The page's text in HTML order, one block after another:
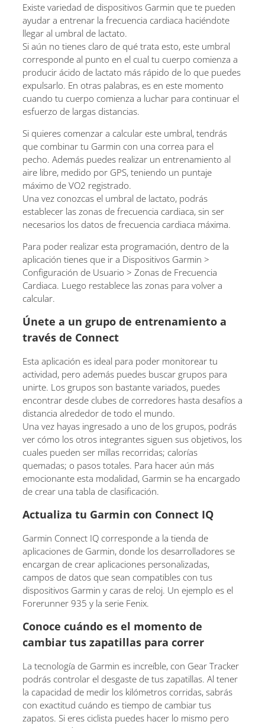
Existe variedad de dispositivos Garmin que te pueden
ayudar a entrenar la frecuencia cardiaca haciéndote
llegar al umbral de lactato.
Si aún no tienes claro de qué trata esto, este umbral
corresponde al punto en el cual tu cuerpo comienza a
producir ácido de lactato más rápido de lo que puedes
expulsarlo. En otras palabras, es en este momento
cuando tu cuerpo comienza a luchar para continuar el
esfuerzo de largas distancias.
Si quieres comenzar a calcular este umbral, tendrás
que combinar tu Garmin con una correa para el
pecho. Además puedes realizar un entrenamiento al
aire libre, medido por GPS, teniendo un puntaje
máximo de VO2 registrado.
Una vez conozcas el umbral de lactato, podrás
establecer las zonas de frecuencia cardiaca, sin ser
necesarios los datos de frecuencia cardiaca máxima.
Para poder realizar esta programación, dentro de la
aplicación tienes que ir a Dispositivos Garmin >
Configuración de Usuario > Zonas de Frecuencia
Cardiaca. Luego restablece las zonas para volver a
calcular.
Únete a un grupo de entrenamiento a
través de Connect
Esta aplicación es ideal para poder monitorear tu
actividad, pero además puedes buscar grupos para
unirte. Los grupos son bastante variados, puedes
encontrar desde clubes de corredores hasta desafíos a
distancia alrededor de todo el mundo.
Una vez hayas ingresado a uno de los grupos, podrás
ver cómo los otros integrantes siguen sus objetivos, los
cuales pueden ser millas recorridas; calorías
quemadas; o pasos totales. Para hacer aún más
emocionante esta modalidad, Garmin se ha encargado
de crear una tabla de clasificación.
Actualiza tu Garmin con Connect IQ
Garmin Connect IQ corresponde a la tienda de
aplicaciones de Garmin, donde los desarrolladores se
encargan de crear aplicaciones personalizadas,
campos de datos que sean compatibles con tus
dispositivos Garmin y caras de reloj. Un ejemplo es el
Forerunner 935 y la serie Fenix.
Conoce cuándo es el momento de
cambiar tus zapatillas para correr
La tecnología de Garmin es increíble, con Gear Tracker
podrás controlar el desgaste de tus zapatillas. Al tener
la capacidad de medir los kilómetros corridas, sabrás
con exactitud cuándo es tiempo de cambiar tus
zapatos. Si eres ciclista puedes hacer lo mismo pero